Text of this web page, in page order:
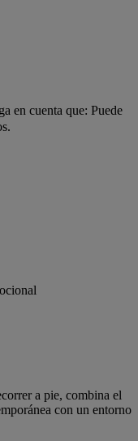
en cuenta que: Puede
a pie, combina el
con un entorno